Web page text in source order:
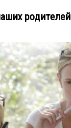
родителей